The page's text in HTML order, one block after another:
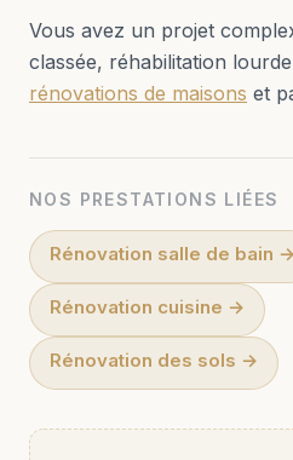
Vous avez un projet
classée, réhabilitation
rénovations de maisons et
NOS PRESTATIONS LIÉES
Rénovation salle de bain →
Rénovation cuisine →
Rénovation des sols →